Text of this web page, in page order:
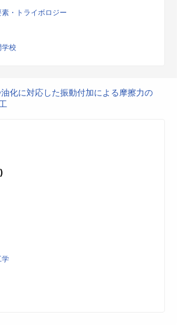
・トライボロジー
学校
化に対応した振動付加による摩擦力の
学